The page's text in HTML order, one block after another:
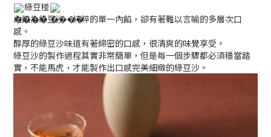
綠豆椪
內餡為綠豆沙，純粹的單一內餡，卻有著難以言喻的多層次口
感。
醇厚的綠豆沙味道有著綿密的口感，很清爽的味覺享受。
綠豆沙的製作過程其實非常簡單，但是每一個步驟都必須穩當踏
實，不能馬虎，才能製作出口感完美細緻的綠豆沙。